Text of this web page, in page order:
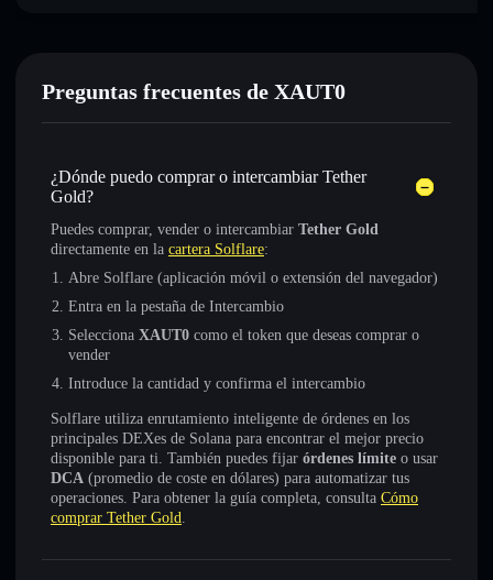
Preguntas frecuentes de XAUT0
¿Dónde puedo comprar o intercambiar Tether
Gold?
Puedes comprar, vender o intercambiar Tether Gold
directamente en la cartera Solflare:
Abre Solflare (aplicación móvil o extensión del navegador)
Entra en la pestaña de Intercambio
Selecciona XAUT0 como el token que deseas comprar o
vender
Introduce la cantidad y confirma el intercambio
Solflare utiliza enrutamiento inteligente de órdenes en los
principales DEXes de Solana para encontrar el mejor precio
disponible para ti. También puedes fijar órdenes límite o usar
DCA (promedio de coste en dólares) para automatizar tus
operaciones. Para obtener la guía completa, consulta Cómo
comprar Tether Gold.